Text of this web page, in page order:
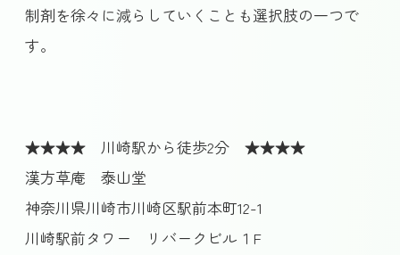
制剤を徐々に減らしていくことも選択肢の一つで
す。
★★★★ 川崎駅から徒歩2分 ★★★★
漢方草庵 泰山堂
神奈川県川崎市川崎区駅前本町12-1
川崎駅前タワー リバークビル１F